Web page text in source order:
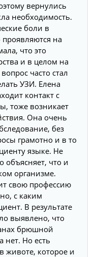
вернулись
необходимость.
боли в
на
что это
и в целом на
часто стал
УЗИ. Елена
контакт с
тоже возникает
Она очень
без
грамотно и в то
языке. Не
объясняет, что и
организме.
свою профессию
с каким
В результате
выявлено, что
брюшной
нет. Но есть
животе, которое и